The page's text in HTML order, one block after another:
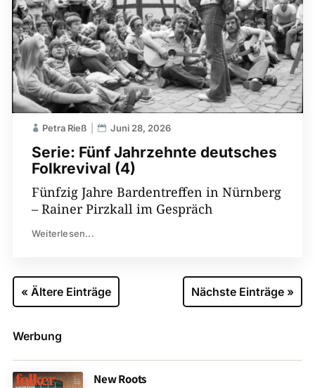
Serie: Fünf Jahrzehnte deutsches
Folkrevival (4)
Petra Rieß Juni 28, 2026
Fünfzig Jahre Bardentreffen in Nürnberg
– Rainer Pirzkall im Gespräch
Weiterlesen...
« Ältere Einträge Nächste Einträge »
Werbung
New Roots